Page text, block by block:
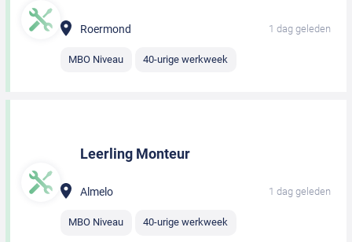
Roermond 1 dag geleden
MBO Niveau 40-urige werkweek
Leerling Monteur
Almelo 1 dag geleden
MBO Niveau 40-urige werkweek